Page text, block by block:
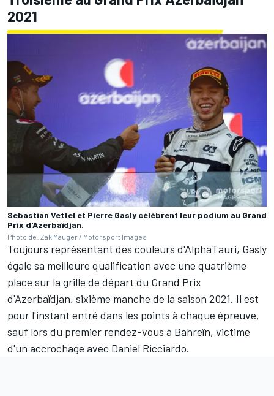
2021
Sebastian Vettel et Pierre Gasly célèbrent leur podium au Grand
Prix d'Azerbaïdjan.
Photo de: Zak Mauger / Motorsport Images
Toujours représentant des couleurs d'AlphaTauri, Gasly
égale sa meilleure qualification avec une quatrième
place sur la grille de départ du Grand Prix
d'Azerbaïdjan, sixième manche de la saison 2021. Il est
pour l'instant entré dans les points à chaque épreuve,
sauf lors du premier rendez-vous à Bahreïn, victime
d'un accrochage avec Daniel Ricciardo.